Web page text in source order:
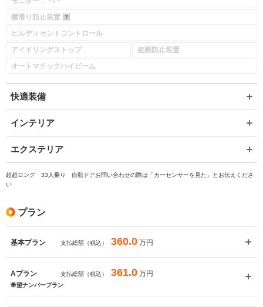
横滑り防止装置
ヒルディセントコントロール
アイドリングストップ
盗難防止装置
オートマチックハイビーム
快適装備
インテリア
エクステリア
超超ロング 33人乗り 自動ドアお問い合わせの際は「カーセンサーを見た」とお伝えくださ
い
プラン
基本プラン 支払総額（税込） 360.0 万円
Aプラン 支払総額（税込） 361.0 万円
希望ナンバープラン